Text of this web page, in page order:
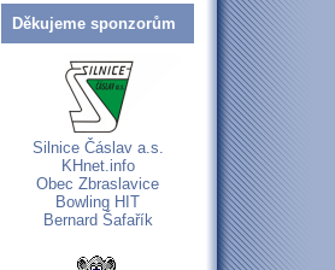
Děkujeme sponzorům
Silnice Čáslav a.s.
KHnet.info
Obec Zbraslavice
Bowling HIT
Bernard Šafařík